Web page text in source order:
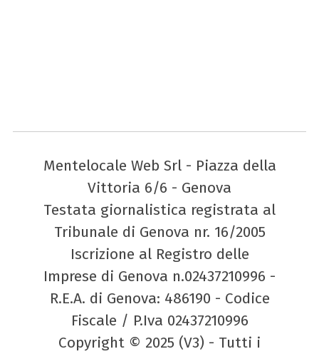
Mentelocale Web Srl - Piazza della
Vittoria 6/6 - Genova
Testata giornalistica registrata al
Tribunale di Genova nr. 16/2005
Iscrizione al Registro delle
Imprese di Genova n.02437210996 -
R.E.A. di Genova: 486190 - Codice
Fiscale / P.Iva 02437210996
Copyright © 2025 (V3) - Tutti i